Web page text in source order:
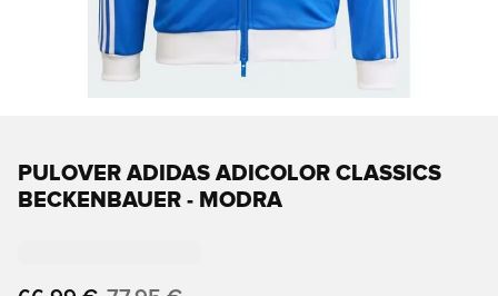
PULOVER ADIDAS ADICOLOR CLASSICS
BECKENBAUER - MODRA